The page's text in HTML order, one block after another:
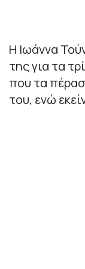
Η Ιωάννα
της για τα
που τα
του, ενώ